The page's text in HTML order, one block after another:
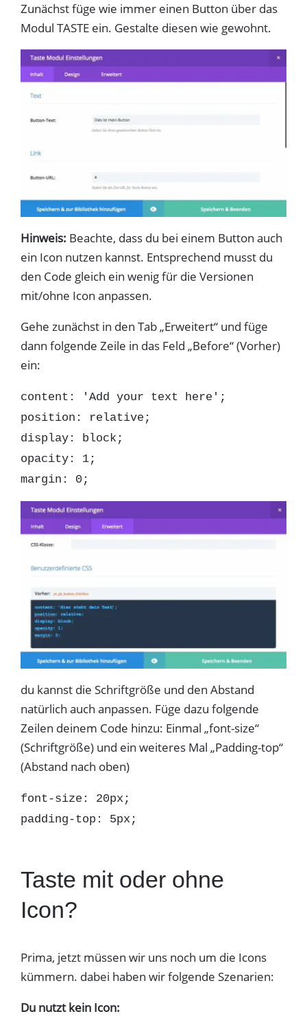
Zunächst füge wie immer einen Button über das
Modul TASTE ein. Gestalte diesen wie gewohnt.
Hinweis: Beachte, dass du bei einem Button auch
ein Icon nutzen kannst. Entsprechend musst du
den Code gleich ein wenig für die Versionen
mit/ohne Icon anpassen.
Gehe zunächst in den Tab „Erweitert“ und füge
dann folgende Zeile in das Feld „Before“ (Vorher)
ein:
content: 'Add your text here';
position: relative;
display: block;
opacity: 1;
margin: 0;
du kannst die Schriftgröße und den Abstand
natürlich auch anpassen. Füge dazu folgende
Zeilen deinem Code hinzu: Einmal „font-size“
(Schriftgröße) und ein weiteres Mal „Padding-top“
(Abstand nach oben)
font-size: 20px;
padding-top: 5px;
Taste mit oder ohne
Icon?
Prima, jetzt müssen wir uns noch um die Icons
kümmern. dabei haben wir folgende Szenarien:
Du nutzt kein Icon: